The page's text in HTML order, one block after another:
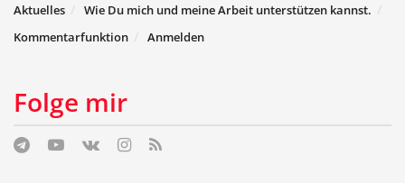
Aktuelles
Wie Du mich und meine Arbeit unterstützen kannst.
Kommentarfunktion
Anmelden
Folge mir